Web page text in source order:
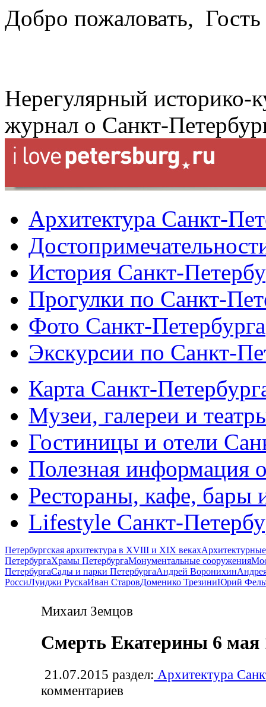
Добро пожаловать, Гость
Нерегулярный историко-
журнал о Санкт-
Архитектура Санкт-
История Санкт-
Прогулки по Санкт-
Фото Санкт-Петербурга
Экскурсии по Санкт-
Карта Санкт-
Музеи, галереи и
Гостиницы и отели
Полезная информация
Рестораны, кафе, бары
Lifestyle Санкт-
Петербургская архитектура в XVIII и XIX веках
ПетербургаХрамы ПетербургаМонументальные сооружения
ПетербургаСады и парки ПетербургаАндрей Воронихин
РоссиЛуиджи РускаИван СтаровДоменико ТрезиниЮрий
Михаил Земцов
Смерть Екатерины 6 мая
21.07.2015 раздел: Архитектура
комментариев